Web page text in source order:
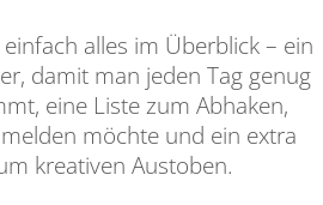
alles im Überblick – ein
damit man jeden Tag genug
eine Liste zum Abhaken,
möchte und ein extra
kreativen Austoben.